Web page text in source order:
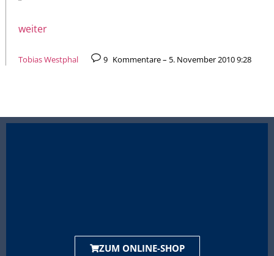
weiter
Tobias Westphal 9 Kommentare – 5. November 2010 9:28
ZUM ONLINE-SHOP